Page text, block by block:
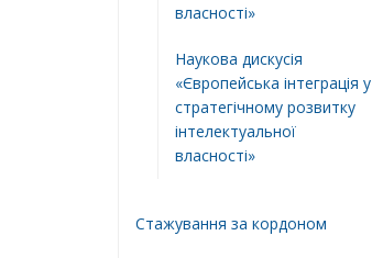
власності»
Наукова дискусія
«Європейська інтеграція у
стратегічному розвитку
інтелектуальної
власності»
Стажування за кордоном